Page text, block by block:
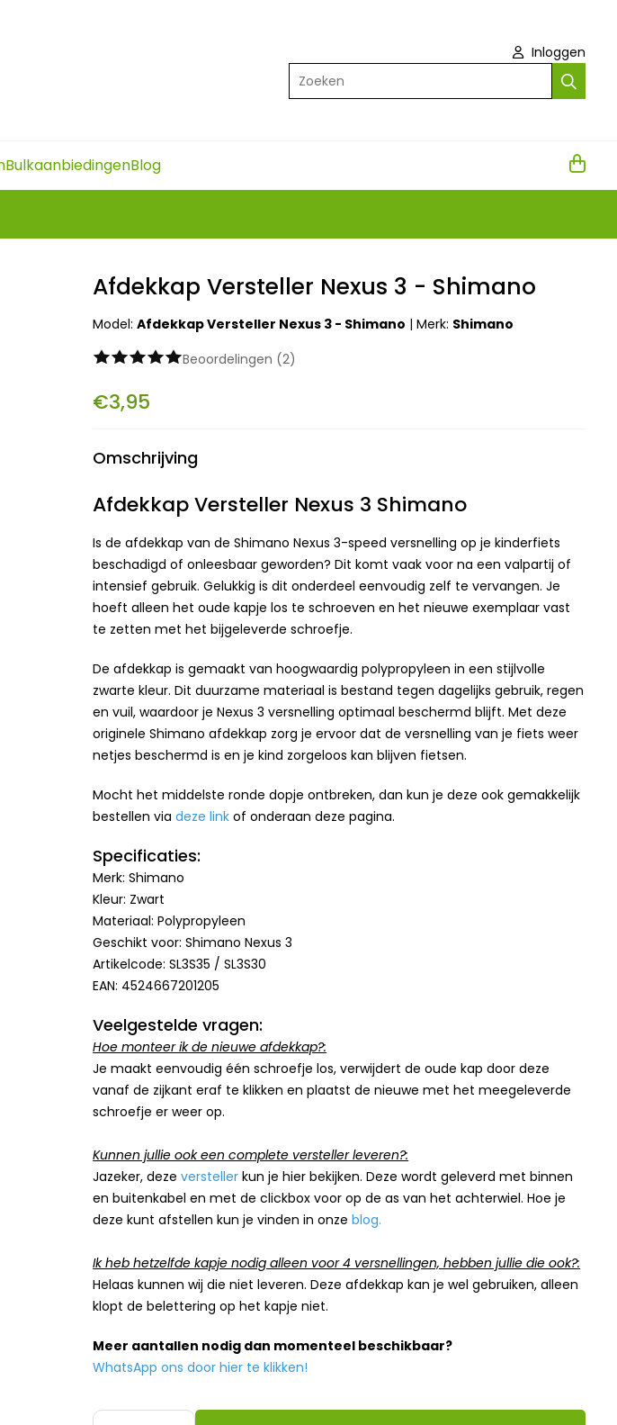
Inloggen
Zoeken
BulkaanbiedingenBlog
Afdekkap Versteller Nexus 3 - Shimano
Model:Afdekkap Versteller Nexus 3 - Shimano |Merk: Shimano
Beoordelingen (2)
€3,95
Omschrijving
Afdekkap Versteller Nexus 3 Shimano
Is de afdekkap van de Shimano Nexus 3-speed versnelling op je kinderfiets
beschadigd of onleesbaar geworden? Dit komt vaak voor na een valpartij of
intensief gebruik. Gelukkig is dit onderdeel eenvoudig zelf te vervangen. Je
hoeft alleen het oude kapje los te schroeven en het nieuwe exemplaar vast
te zetten met het bijgeleverde schroefje.
De afdekkap is gemaakt van hoogwaardig polypropyleen in een stijlvolle
zwarte kleur. Dit duurzame materiaal is bestand tegen dagelijks gebruik, regen
en vuil, waardoor je Nexus 3 versnelling optimaal beschermd blijft. Met deze
originele Shimano afdekkap zorg je ervoor dat de versnelling van je fiets weer
netjes beschermd is en je kind zorgeloos kan blijven fietsen.
Mocht het middelste ronde dopje ontbreken, dan kun je deze ook gemakkelijk
bestellen viadeze link of onderaan deze pagina.
Specificaties:
Merk: Shimano
Kleur: Zwart
Materiaal: Polypropyleen
Geschikt voor: Shimano Nexus 3
Artikelcode: SL3S35 / SL3S30
EAN: 4524667201205
Veelgestelde vragen:
Hoe monteer ik de nieuwe afdekkap?:
Je maakt eenvoudig één schroefje los, verwijdert de oude kap door deze
vanaf de zijkant eraf te klikken en plaatst de nieuwe met het meegeleverde
schroefje er weer op.
Kunnen jullie ook een complete versteller leveren?:
Jazeker, dezeversteller kun je hier bekijken. Deze wordt geleverd met binnen
en buitenkabel en met de clickbox voor op de as van het achterwiel. Hoe je
deze kunt afstellen kun je vinden in onzeblog.
Ik heb hetzelfde kapje nodig alleen voor 4 versnellingen, hebben jullie die ook?:
Helaas kunnen wij die niet leveren. Deze afdekkap kan je wel gebruiken, alleen
klopt de belettering op het kapje niet.
Meer aantallen nodig dan momenteel beschikbaar?
WhatsApp ons door hier te klikken!